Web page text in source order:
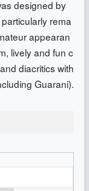
designed by
rema
appearan
lively and fun c
diacritics with
Guarani).